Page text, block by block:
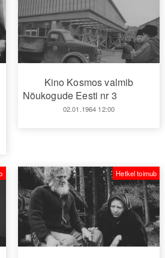
Kino Kosmos valmib
Nõukogude Eesti nr 3
02.01.1964 12:00
Hetkel toimub